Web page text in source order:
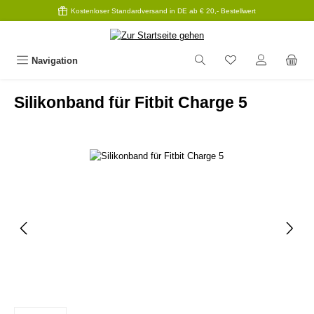
Zum Hauptinhalt springenKostenloser Standardversand in DE ab € 20,- Bestellwert
Navigation
Silikonband für Fitbit Charge 5
Bildergalerie überspringen